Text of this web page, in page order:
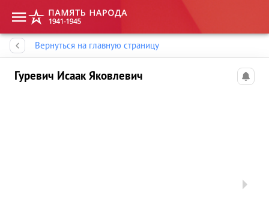
Вернуться на главную страницу
Гуревич Исаак Яковлевич
Память народа